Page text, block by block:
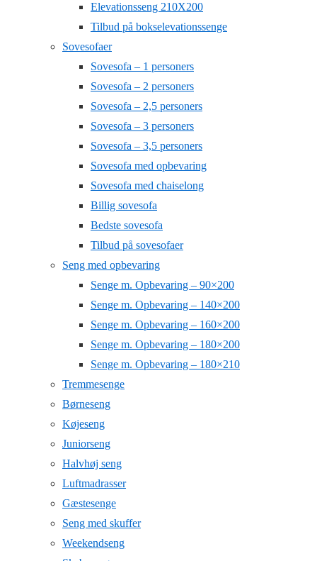
Elevationsseng 210X200
Tilbud på bokselevationssenge
Sovesofaer
Sovesofa – 1 personers
Sovesofa – 2 personers
Sovesofa – 2,5 personers
Sovesofa – 3 personers
Sovesofa – 3,5 personers
Sovesofa med opbevaring
Sovesofa med chaiselong
Billig sovesofa
Bedste sovesofa
Tilbud på sovesofaer
Seng med opbevaring
Senge m. Opbevaring – 90×200
Senge m. Opbevaring – 140×200
Senge m. Opbevaring – 160×200
Senge m. Opbevaring – 180×200
Senge m. Opbevaring – 180×210
Tremmesenge
Børneseng
Køjeseng
Juniorseng
Halvhøj seng
Luftmadrasser
Gæstesenge
Seng med skuffer
Weekendseng